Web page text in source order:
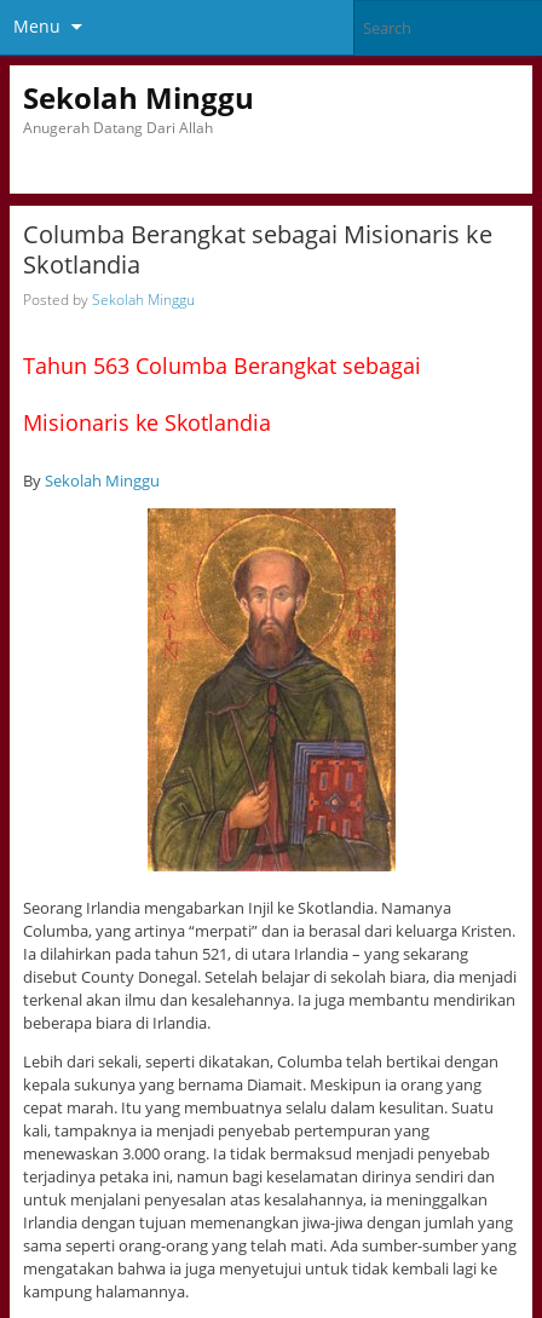
Menu
Sekolah Minggu
Anugerah Datang Dari Allah
Columba Berangkat sebagai Misionaris ke
Skotlandia
Posted bySekolah Minggu
Tahun 563 Columba Berangkat sebagai
Misionaris ke Skotlandia
BySekolah Minggu
Seorang Irlandia mengabarkan Injil ke Skotlandia. Namanya
Columba, yang artinya “merpati” dan ia berasal dari keluarga Kristen.
Ia dilahirkan pada tahun 521, di utara Irlandia – yang sekarang
disebut County Donegal. Setelah belajar di sekolah biara, dia menjadi
terkenal akan ilmu dan kesalehannya. Ia juga membantu mendirikan
beberapa biara di Irlandia.
Lebih dari sekali, seperti dikatakan, Columba telah bertikai dengan
kepala sukunya yang bernama Diamait. Meskipun ia orang yang
cepat marah. Itu yang membuatnya selalu dalam kesulitan. Suatu
kali, tampaknya ia menjadi penyebab pertempuran yang
menewaskan 3.000 orang. Ia tidak bermaksud menjadi penyebab
terjadinya petaka ini, namun bagi keselamatan dirinya sendiri dan
untuk menjalani penyesalan atas kesalahannya, ia meninggalkan
Irlandia dengan tujuan memenangkan jiwa-jiwa dengan jumlah yang
sama seperti orang-orang yang telah mati. Ada sumber-sumber yang
mengatakan bahwa ia juga menyetujui untuk tidak kembali lagi ke
kampung halamannya.